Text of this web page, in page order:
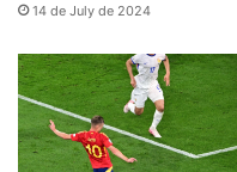
14 de July de 2024